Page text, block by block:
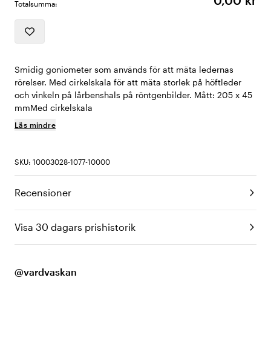
Totalsumma:
Smidig goniometer som används för att mäta ledernas
rörelser. Med cirkelskala för att mäta storlek på höftleder
och vinkeln på lårbenshals på röntgenbilder. Mått: 205 x 45
mmMed cirkelskala
Läs mindre
SKU: 10003028-1077-10000
Recensioner
Visa 30 dagars prishistorik
@vardvaskan